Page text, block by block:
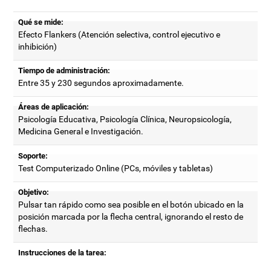
Qué se mide:
Efecto Flankers (Atención selectiva, control ejecutivo e
inhibición)
Tiempo de administración:
Entre 35 y 230 segundos aproximadamente.
Áreas de aplicación:
Psicología Educativa, Psicología Clínica, Neuropsicología,
Medicina General e Investigación.
Soporte:
Test Computerizado Online (PCs, móviles y tabletas)
Objetivo:
Pulsar tan rápido como sea posible en el botón ubicado en la
posición marcada por la flecha central, ignorando el resto de
flechas.
Instrucciones de la tarea: